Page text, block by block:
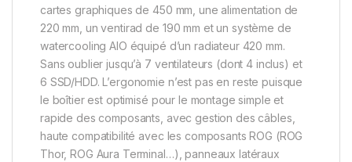
cartes graphiques de 450 mm, une alimentation de
220 mm, un ventirad de 190 mm et un système de
watercooling AIO équipé d’un radiateur 420 mm.
Sans oublier jusqu’à 7 ventilateurs (dont 4 inclus) et
6 SSD/HDD. L’ergonomie n’est pas en reste puisque
le boîtier est optimisé pour le montage simple et
rapide des composants, avec gestion des câbles,
haute compatibilité avec les composants ROG (ROG
Thor, ROG Aura Terminal…), panneaux latéraux